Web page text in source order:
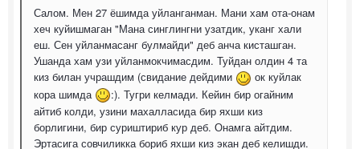
Салом. Мен 27 ёшимда уйланганман. Мани хам ота-онам
хеч куйишмаган "Мана синглингни узатдик, уканг хали
еш. Сен уйланмасанг булмайди" деб анча кисташган.
Ушанда хам узи уйланмокчимасдим. Туйдан олдин 4 та
киз билан учрашдим (свидание дейдими
ок куйлак
кора шимда
:). Тугри келмади. Кейин бир огайним
айтиб колди, узини махалласида бир яхши киз
борлигини, бир суриштириб кур деб. Онамга айтдим.
Эртасига совчиликка бориб яхши киз экан деб келишди.